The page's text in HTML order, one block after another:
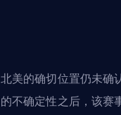
北美的确切位置仍未确
的不确定性之后，该赛